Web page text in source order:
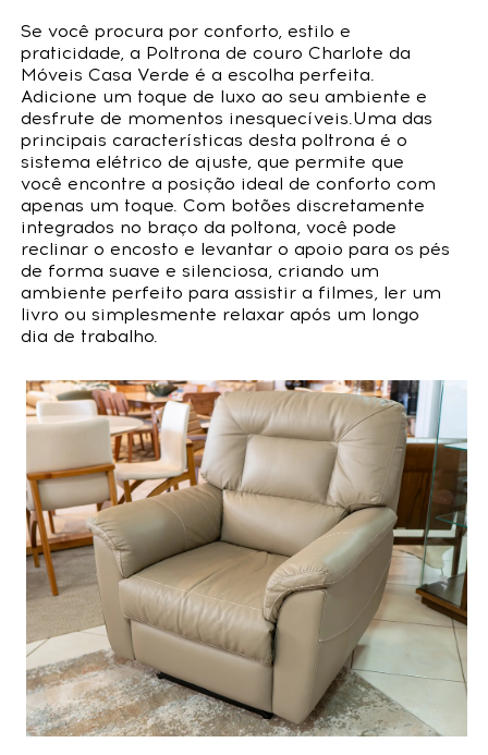
Se você procura por conforto, estilo e
praticidade, a Poltrona de couro Charlote da
Móveis Casa Verde é a escolha perfeita.
Adicione um toque de luxo ao seu ambiente e
desfrute de momentos inesquecíveis.Uma das
principais características desta poltrona é o
sistema elétrico de ajuste, que permite que
você encontre a posição ideal de conforto com
apenas um toque. Com botões discretamente
integrados no braço da poltona, você pode
reclinar o encosto e levantar o apoio para os pés
de forma suave e silenciosa, criando um
ambiente perfeito para assistir a filmes, ler um
livro ou simplesmente relaxar após um longo
dia de trabalho.